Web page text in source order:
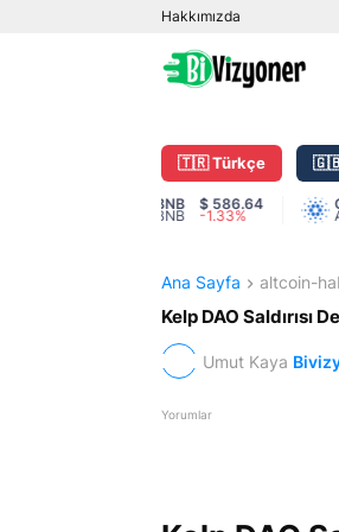
Hakkımızda
🇹🇷 Türkçe 🇬🇧
$ 586.64
-1.33% ADA
Ana Sayfa altcoin-
Kelp DAO Saldırısı
Umut Kaya
Yorumlar